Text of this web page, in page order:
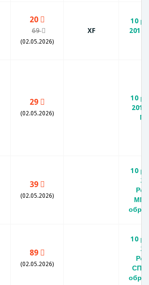
20
69
(02.05.2026)
XF
10
2010
29
(02.05.2026)
10
2010
39
(02.05.2026)
10
89
(02.05.2026)
10